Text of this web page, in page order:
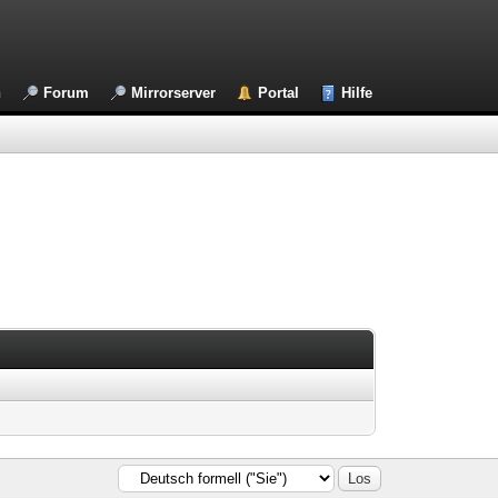
Forum Mirrorserver Portal Hilfe